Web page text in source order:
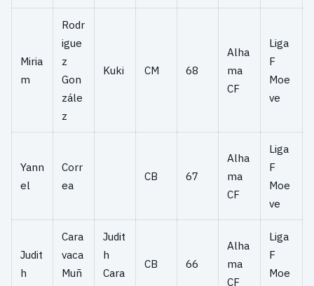
Miria
m
Rodr
igue
z
Gon
zále
z
Kuki CM 68
Alha
ma
CF
Liga
F
Moe
ve
Yann
el
Corr
ea
CB 67
Alha
ma
CF
Liga
F
Moe
ve
Judit
h
Cara
vaca
Muñ
Judit
h
Cara
CB 66
Alha
ma
CF
Liga
F
Moe